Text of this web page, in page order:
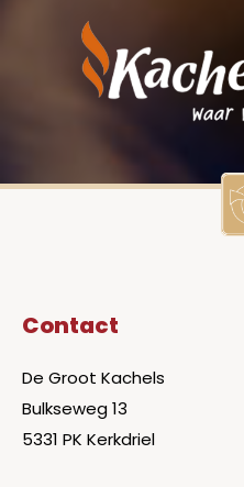
Contact
De Groot Kachels
Bulkseweg 13
5331 PK Kerkdriel